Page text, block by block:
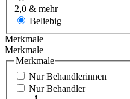
2,0 & mehr
Beliebig
Merkmale
Merkmale
Merkmale
Nur Behandlerinnen
Nur Behandler